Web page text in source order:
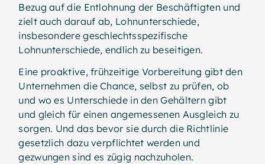
Bezug auf die Entlohnung der Beschäftigten und
zielt auch darauf ab, Lohnunterschiede,
insbesondere geschlechtsspezifische
Lohnunterschiede, endlich zu beseitigen.
Eine proaktive, frühzeitige Vorbereitung gibt den
Unternehmen die Chance, selbst zu prüfen, ob
und wo es Unterschiede in den Gehältern gibt
und gleich für einen angemessenen Ausgleich zu
sorgen. Und das bevor sie durch die Richtlinie
gesetzlich dazu verpflichtet werden und
gezwungen sind es zügig nachzuholen.